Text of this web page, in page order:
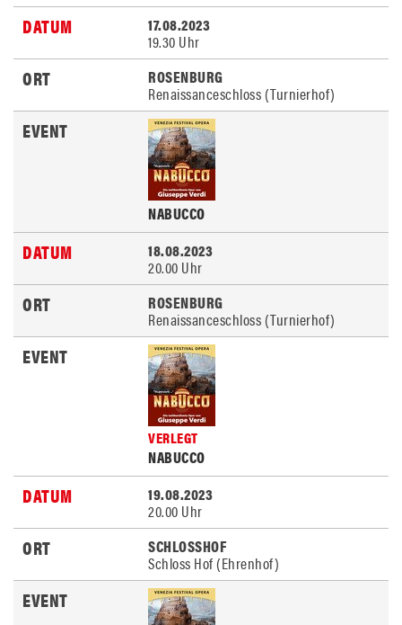
17.08.2023
19.30 Uhr
ROSENBURG
Renaissanceschloss (Turnierhof)
NABUCCO
18.08.2023
20.00 Uhr
ROSENBURG
Renaissanceschloss (Turnierhof)
VERLEGT
NABUCCO
19.08.2023
20.00 Uhr
SCHLOSSHOF
Schloss Hof (Ehrenhof)